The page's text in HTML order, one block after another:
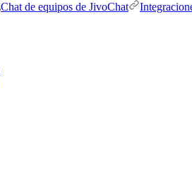
Chat de equipos de JivoChat